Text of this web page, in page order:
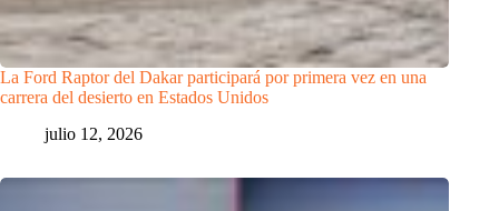
La Ford Raptor del Dakar participará por primera vez en una
carrera del desierto en Estados Unidos
julio 12, 2026